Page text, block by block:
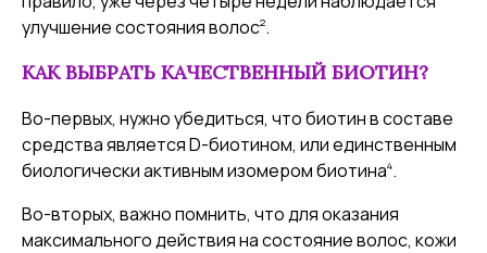
улучшение состояния волос2.
КАК ВЫБРАТЬ КАЧЕСТВЕННЫЙ БИОТИН?
Во-первых, нужно убедиться, что биотин в составе
средства является D-биотином, или единственным
биологически активным изомером биотина4.
Во-вторых, важно помнить, что для оказания
максимального действия на состояние волос, кожи